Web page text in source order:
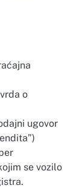
o
ugovor
se vozilo